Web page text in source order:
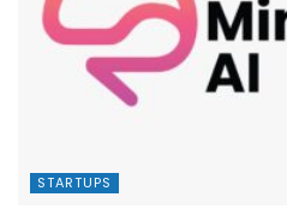
STARTUPS